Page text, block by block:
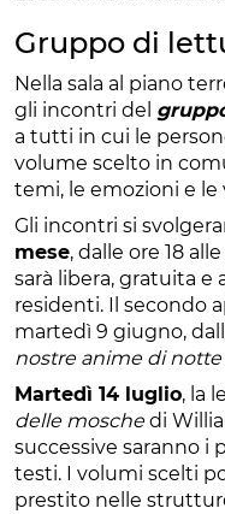
Gruppo di
Nella sala al piano
gli incontri del
a tutti in cui le
volume scelto in
temi, le emozioni e
Gli incontri si
mese, dalle ore 18
sarà libera, gratuita e
residenti. Il secondo
martedì 9 giugno,
nostre anime di notte
Martedì 14 luglio, la
delle moschedi
successive saranno i
testi. I volumi scelti
prestito nelle